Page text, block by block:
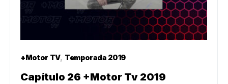
+Motor TV Temporada 2019
Capítulo 26 +Motor Tv 2019